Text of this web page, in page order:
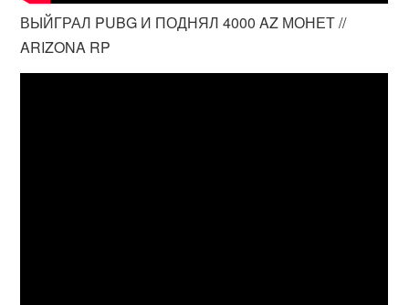
ВЫЙГРАЛ PUBG И ПОДНЯЛ 4000 AZ МОНЕТ //
ARIZONA RP